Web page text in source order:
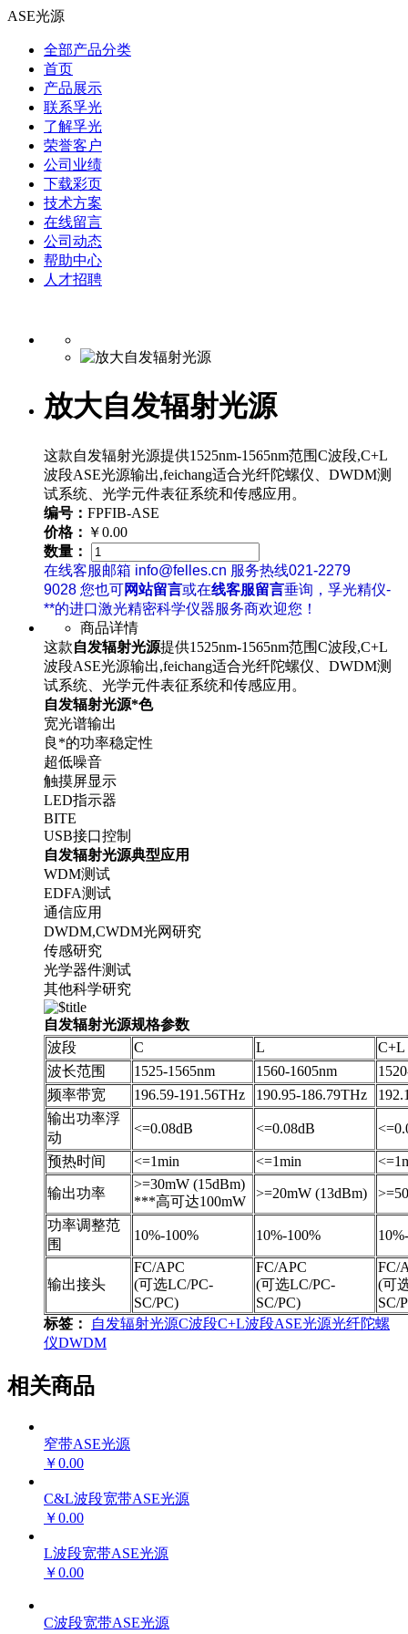
ASE光源
全部产品分类
首页
产品展示
联系孚光
了解孚光
荣誉客户
公司业绩
下载彩页
技术方案
在线留言
公司动态
帮助中心
人才招聘
放大自发辐射光源
这款自发辐射光源提供1525nm-1565nm范围C波段,C+L
波段ASE光源输出,feichang适合光纤陀螺仪、DWDM测
试系统、光学元件表征系统和传感应用。
编号： FPFIB-ASE
价格： ￥0.00
数量：
在线客服邮箱 info@felles.cn 服务热线021-2279
9028 您也可网站留言或在线客服留言垂询，孚光精仪-
**的进口激光精密科学仪器服务商欢迎您！
商品详情
这款自发辐射光源提供1525nm-1565nm范围C波段,C+L
波段ASE光源输出,feichang适合光纤陀螺仪、DWDM测
试系统、光学元件表征系统和传感应用。
自发辐射光源*色
宽光谱输出
良*的功率稳定性
超低噪音
触摸屏显示
LED指示器
BITE
USB接口控制
自发辐射光源典型应用
WDM测试
EDFA测试
通信应用
DWDM,CWDM光网研究
传感研究
光学器件测试
其他科学研究
自发辐射光源规格参数
波段
C L
C+L
波长范围
1525-1565nm 1560-1605nm
频率带宽
196.59-191.56THz 190.95-186.79THz
输出功率浮
动
<=0.08dB <=0.08dB
预热时间 <=1min <=1min
输出功率
>=30mW (15dBm)
***高可达100mW
>=20mW (13dBm)
功率调整范
围
10%-100% 10%-100%
输出接头
FC/APC
(可选LC/PC-
SC/PC)
FC/APC
(可选LC/PC-
SC/PC)
FC/
(可
SC/
标签：
自发辐射光源C波段C+L波段ASE光源光纤陀螺
仪DWDM
相关商品
窄带ASE光源
￥0.00
C&L波段宽带ASE光源
￥0.00
L波段宽带ASE光源
￥0.00
C波段宽带ASE光源